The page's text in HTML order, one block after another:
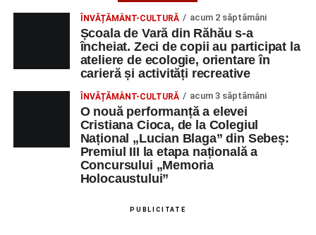
(Race Office) pentru competiția„Cicloaventurier de
Râpa Roșie
Orele 17.00–20.00
– Antrenamente libere pe traseul de
Centrul Cultural „Lucian Blaga”
Sebeș – Sala de spectacole
– Proiecție cinematografică:
ÎNVĂȚĂMÂNT-CULTURĂ acum 2 săptămâni
Școala de Vară din Răhău s-a
încheiat. Zeci de copii au participat la
ateliere de ecologie, orientare în
carieră și activități recreative
ÎNVĂȚĂMÂNT-CULTURĂ acum 3 săptămâni
O nouă performanță a elevei
Cristiana Cioca, de la Colegiul
Național „Lucian Blaga” din Sebeș:
Premiul III la etapa națională a
Concursului „Memoria
Holocaustului”
PUBLICITATE